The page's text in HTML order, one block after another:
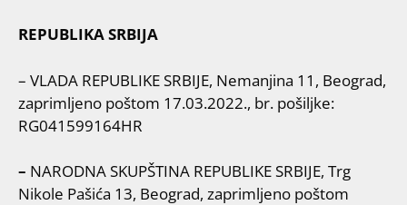
REPUBLIKA SRBIJA
– VLADA REPUBLIKE SRBIJE, Nemanjina 11, Beograd,
zaprimljeno poštom 17.03.2022., br. pošiljke:
RG041599164HR
– NARODNA SKUPŠTINA REPUBLIKE SRBIJE, Trg
Nikole Pašića 13, Beograd, zaprimljeno poštom